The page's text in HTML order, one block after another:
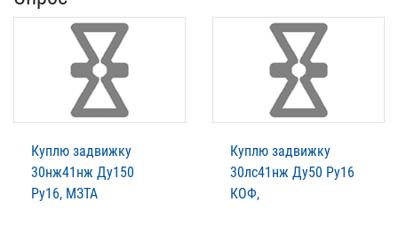
Куплю задвижку
30нж41нж Ду150
Ру16, МЗТА
Куплю задвижку
30лс41нж Ду50 Ру16
КОФ,